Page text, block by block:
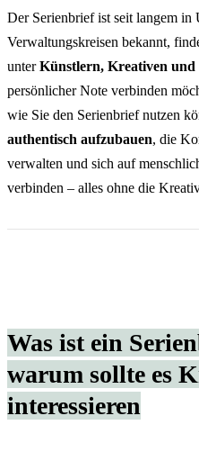
Der Serienbrief ist seit langem in
Verwaltungskreisen bekannt,
unterKünstlern, Kreativen und
persönlicher Note verbinden
wie Sie den Serienbrief nutzen
authentisch aufzubauen, die
verwalten und sich auf
verbinden – alles ohne die
Was ist ein
warum sollte es
interessieren